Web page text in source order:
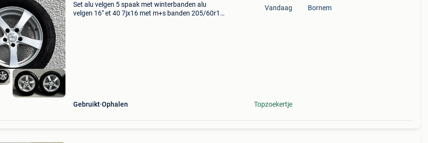
Set alu velgen 5 spaak met winterbanden alu
velgen 16" et 40 7jx16 met m+s banden 205/60r16
Gebruikt Ophalen
Vandaag
Topzoekertje
Bornem